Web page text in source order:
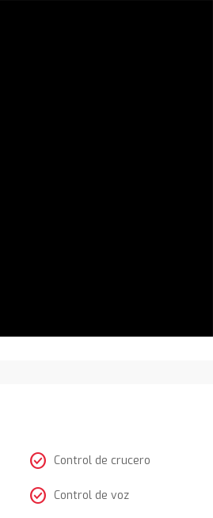
check_circle Control de crucero
check_circle Control de voz